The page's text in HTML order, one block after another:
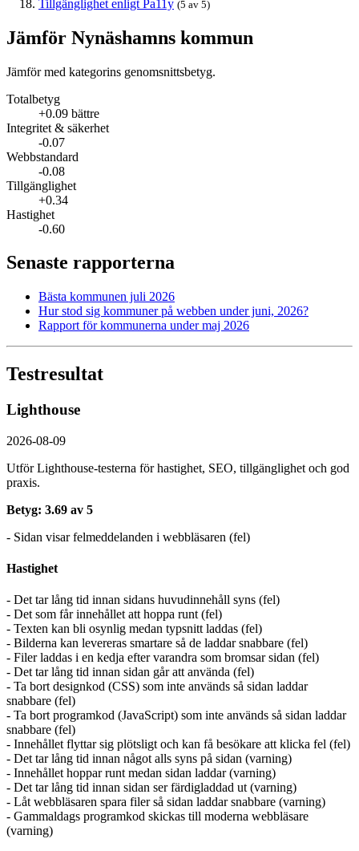
Tillgänglighet enligt Pa11y (5 av 5)
Jämför Nynäshamns kommun
Jämför med kategorins genomsnittsbetyg.
Totalbetyg
+0.09 bättre
Integritet & säkerhet
-0.07
Webbstandard
-0.08
Tillgänglighet
+0.34
Hastighet
-0.60
Senaste rapporterna
Bästa kommunen juli 2026
Hur stod sig kommuner på webben under juni, 2026?
Rapport för kommunerna under maj 2026
Testresultat
Lighthouse
2026-08-09
Utför Lighthouse-testerna för hastighet, SEO, tillgänglighet och god
praxis.
Betyg: 3.69 av 5
- Sidan visar felmeddelanden i webbläsaren (fel)
Hastighet
- Det tar lång tid innan sidans huvudinnehåll syns (fel)
- Det som får innehållet att hoppa runt (fel)
- Texten kan bli osynlig medan typsnitt laddas (fel)
- Bilderna kan levereras smartare så de laddar snabbare (fel)
- Filer laddas i en kedja efter varandra som bromsar sidan (fel)
- Det tar lång tid innan sidan går att använda (fel)
- Ta bort designkod (CSS) som inte används så sidan laddar
snabbare (fel)
- Ta bort programkod (JavaScript) som inte används så sidan laddar
snabbare (fel)
- Innehållet flyttar sig plötsligt och kan få besökare att klicka fel (fel)
- Det tar lång tid innan något alls syns på sidan (varning)
- Innehållet hoppar runt medan sidan laddar (varning)
- Det tar lång tid innan sidan ser färdigladdad ut (varning)
- Låt webbläsaren spara filer så sidan laddar snabbare (varning)
- Gammaldags programkod skickas till moderna webbläsare
(varning)